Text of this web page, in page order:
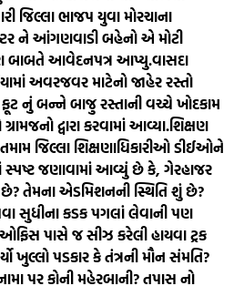
જિલ્લા ભાજપ યુવા મોરચાના
ને આંગણવાડી બહેનો એ મોટી
બાબતે આવેદનપત્ર આપ્યુ.વાસદા
અવરજવર માટેનો જાહેર રસ્તો
નું બન્ને બાજુ રસ્તાની વચ્ચે ખોદકામ
દ્વારા કરવામાં આવ્યા.શિક્ષણ
જિલ્લા શિક્ષણાધિકારીઓ ડીઈઓને
સ્પષ્ટ જણાવામાં આવ્યું છે કે, ગેરહાજર
છે? તેમના એડમિશનની સ્થિતિ શું છે?
સુધીના કડક પગલાં લેવાની પણ
પાસે જ સીઝ કરેલી હાયવા ટ્રક
ખુલ્લો પડકાર કે તંત્રની મૌન સંમતિ?
પર કોની મહેરબાની? તપાસ નો